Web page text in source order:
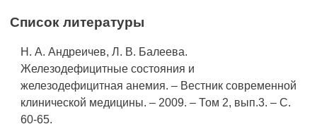
Список литературы
Н. А. Андреичев, Л. В. Балеева.
Железодефицитные состояния и
железодефицитная анемия. – Вестник современной
клинической медицины. – 2009. – Том 2, вып.3. – С.
60-65.